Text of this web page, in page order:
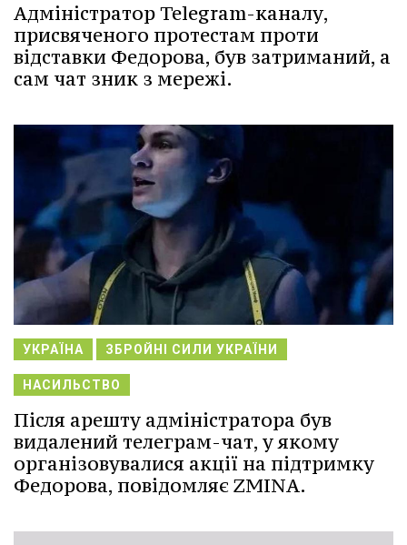
Адміністратор Telegram-каналу,
присвяченого протестам проти
відставки Федорова, був затриманий, а
сам чат зник з мережі.
УКРАЇНА ЗБРОЙНІ СИЛИ УКРАЇНИ
НАСИЛЬСТВО
Після арешту адміністратора був
видалений телеграм-чат, у якому
організовувалися акції на підтримку
Федорова, повідомляє ZMINA.